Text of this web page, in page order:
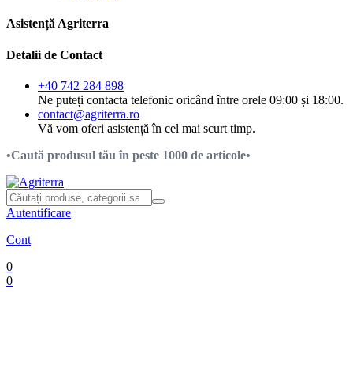
Asistență Agriterra
Detalii de Contact
+40 742 284 898
Ne puteți contacta telefonic oricând între orele 09:00 și 18:00.
contact@agriterra.ro
Vă vom oferi asistență în cel mai scurt timp.
•Caută produsul tău în peste 1000 de articole•
Autentificare
Cont
0
0